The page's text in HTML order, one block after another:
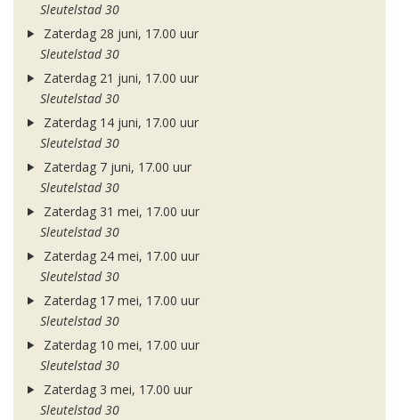
Sleutelstad 30
Zaterdag 28 juni, 17.00 uur
Sleutelstad 30
Zaterdag 21 juni, 17.00 uur
Sleutelstad 30
Zaterdag 14 juni, 17.00 uur
Sleutelstad 30
Zaterdag 7 juni, 17.00 uur
Sleutelstad 30
Zaterdag 31 mei, 17.00 uur
Sleutelstad 30
Zaterdag 24 mei, 17.00 uur
Sleutelstad 30
Zaterdag 17 mei, 17.00 uur
Sleutelstad 30
Zaterdag 10 mei, 17.00 uur
Sleutelstad 30
Zaterdag 3 mei, 17.00 uur
Sleutelstad 30